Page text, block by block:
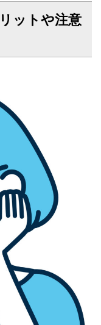
ットや注意